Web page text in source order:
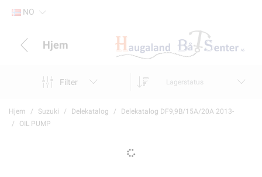
NO
Hjem
Filter Lagerstatus
Hjem Suzuki Delekatalog
Delekatalog DF9,9B/15A/20A 2013-
OIL PUMP